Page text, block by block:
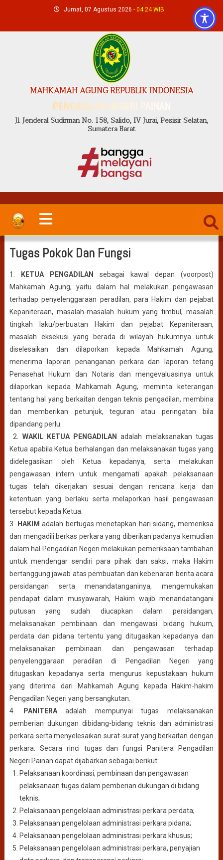
content
Jumat, 07 Agustus 2026 - 04:24 WIB
MAHKAMAH AGUNG REPUBLIK INDONESIA
PENGADILAN NEGERI PAINAN
Jl. Jenderal Sudirman No. 158, Salido, IV Jurai, Pesisir Selatan,
Sumatera Barat
Tugas Pokok Dan Fungsi
1. KETUA PENGADILAN
sebagai kawal depan (voorpost)
Mahkamah Agung, yaitu dalam hal melakukan pengawasan
terhadap penyelenggaraan peradilan, para Hakim dan pejabat
Kepaniteraan, masalah-masalah hukum yang timbul, masalah
tingkah laku/perbuatan Hakim dan pejabat Kepaniteraan,
masalah eksekusi yang berada di wilayah hukumnya untuk
diselesaikan dan dilaporkan kepada Mahkamah Agung,
menerima laporan penanganan perkara dan laporan tetang
Penasehat Hukum dan Notaris dan mengevaluasinya untuk
dilaporkan kepada Mahkamah Agung, meminta keterangan
tentang hal yang berkaitan dengan teknis pengadilan, membina
dan memberikan petunjuk, teguran atau peringatan bila
dipandang perlu.
2. WAKIL KETUA PENGADILAN
adalah melaksanakan tugas
Ketua apabila Ketua berhalangan dan melaksanakan tugas yang
didelegasikan oleh Ketua kepadanya, serta melakukan
pengawasan intern untuk mengamati apakah pelaksanaan
tugas telah dikerjakan sesuai dengan rencana kerja dan
ketentuan yang berlaku serta melaporkan hasil pengawasan
tersebut kepada Ketua.
3.
HAKIM adalah bertugas menetapkan hari sidang, memeriksa
dan mengadili berkas perkara yang diberikan padanya kemudian
dalam hal Pengadilan Negeri melakukan pemeriksaan tambahan
untuk mendengar sendiri para pihak dan saksi, maka Hakim
bertanggung jawab atas pembuatan dan kebenaran berita acara
persidangan serta menandatanganinya, mengemukakan
pendapat dalam musyawarah, Hakim wajib menandatangani
putusan yang sudah diucapkan dalam persidangan,
melaksanakan pembinaan dan mengawasi bidang hukum,
perdata dan pidana tertentu yang ditugaskan kepadanya dan
melaksanakan pembinaan dan pengawasan terhadap
penyelenggaraan peradilan di Pengadilan Negeri yang
ditugaskan kepadanya serta mengurus kepustakaan hukum
yang diterima dari Mahkamah Agung kepada Hakim-hakim
Pengadilan Negeri yang bersangkutan.
4.
PANITERAadalah mempunyai tugas melaksanakan
pemberian dukungan dibidang-bidang teknis dan administrasi
perkara serta menyelesaikan surat-surat yang berkaitan dengan
perkara. Secara rinci tugas dan fungsi Panitera Pengadilan
Negeri Painan dapat dijabarkan sebagai berikut:
Pelaksanaan koordinasi, pembinaan dan pengawasan
pelaksanaan tugas dalam pemberian dukungan di bidang
teknis;
Pelaksanaan pengelolaan administrasi perkara perdata;
Pelaksanaan pengelolaan administrasi perkara pidana;
Pelaksanaan pengelolaan administrasi perkara khusus;
Pelaksanaan pengelolaan administrasi perkara, penyajian